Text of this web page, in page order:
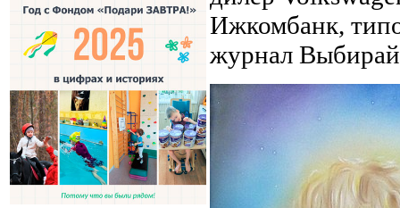
Ижкомбанк,
журнал